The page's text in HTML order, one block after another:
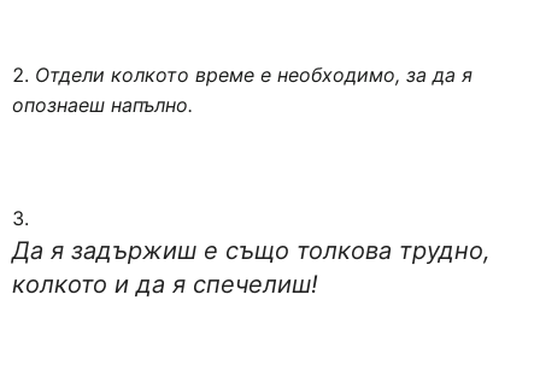
Отдели колкото време е необходимо, за да я
опознаеш напълно.
Да я задържиш е също толкова трудно,
колкото и да я спечелиш!